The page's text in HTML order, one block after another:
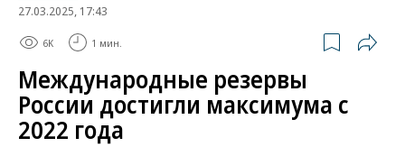
27.03.2025, 17:43
6K 1 мин.
Международные резервы
России достигли максимума с
2022 года